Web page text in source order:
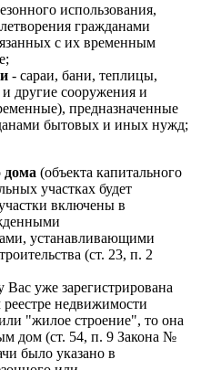
использования,
гражданами
с их временным
- сараи, бани, теплицы,
другие сооружения и
предназначенные
бытовых и иных нужд;
дома (объекта капитального
участках будет
включены в
устанавливающими
(ст. 23, п. 2
уже зарегистрирована
недвижимости
"жилое строение", то она
дом (ст. 54, п. 9 Закона №
было указано в